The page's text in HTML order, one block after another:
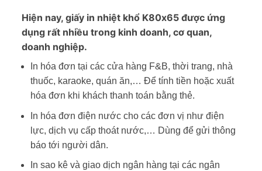
Hiện nay, giấy in nhiệt khổ K80x65 được ứng
dụng rất nhiều trong kinh doanh, cơ quan,
doanh nghiệp.
In hóa đơn tại các cửa hàng F&B, thời trang, nhà
thuốc, karaoke, quán ăn,… Để tính tiền hoặc xuất
hóa đơn khi khách thanh toán bằng thẻ.
In hóa đơn điện nước cho các đơn vị như điện
lực, dịch vụ cấp thoát nước,… Dùng để gửi thông
báo tới người dân.
In sao kê và giao dịch ngân hàng tại các ngân